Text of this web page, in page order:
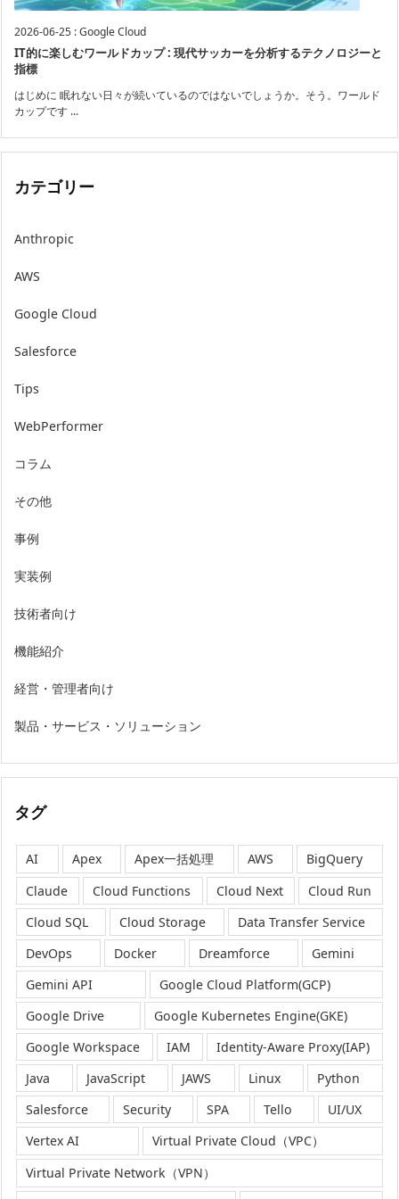
2026-06-25 :Google Cloud
IT的に楽しむワールドカップ : 現代サッカーを分析するテクノロジーと
指標
はじめに 眠れない日々が続いているのではないでしょうか。そう。ワールド
カップです ...
カテゴリー
Anthropic
AWS
Google Cloud
Salesforce
Tips
WebPerformer
コラム
その他
事例
実装例
技術者向け
機能紹介
経営・管理者向け
製品・サービス・ソリューション
タグ
AI Apex Apex一括処理 AWS
BigQuery
Claude
Cloud Functions Cloud Next
Cloud Run
Cloud SQL
Cloud Storage
Data Transfer Service
DevOps
Docker Dreamforce
Gemini
Gemini API
Google Cloud Platform(GCP)
Google Drive
Google Kubernetes Engine(GKE)
Google Workspace
IAM
Identity-Aware Proxy(IAP)
Java
JavaScript JAWS Linux
Python
Salesforce
Security SPA Tello
UI/UX
Vertex AI
Virtual Private Cloud（VPC）
Virtual Private Network（VPN）